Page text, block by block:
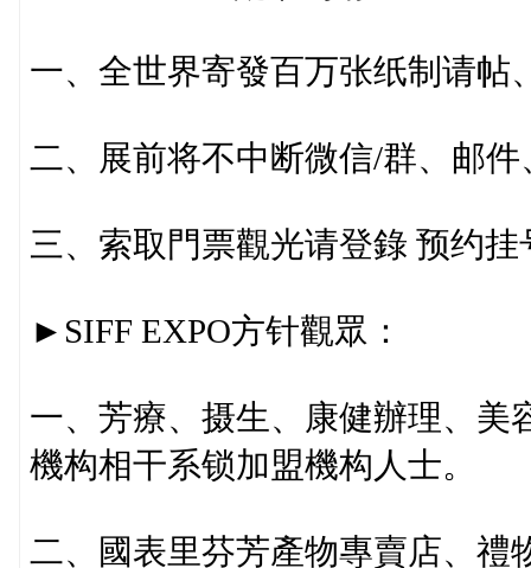
一、全世界寄發百万张纸制请帖
二、展前将不中断微信/群、邮
三、索取門票觀光请登錄 预约
►SIFF EXPO方针觀眾：
一、芳療、摄生、康健辦理、美
機构相干系锁加盟機构人士。
二、國表里芬芳產物專賣店、禮